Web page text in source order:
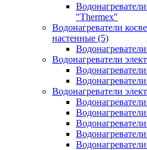
"Thermex"
Водонагреватели
настенные (5)
Водонагреватели
Водонагреватели